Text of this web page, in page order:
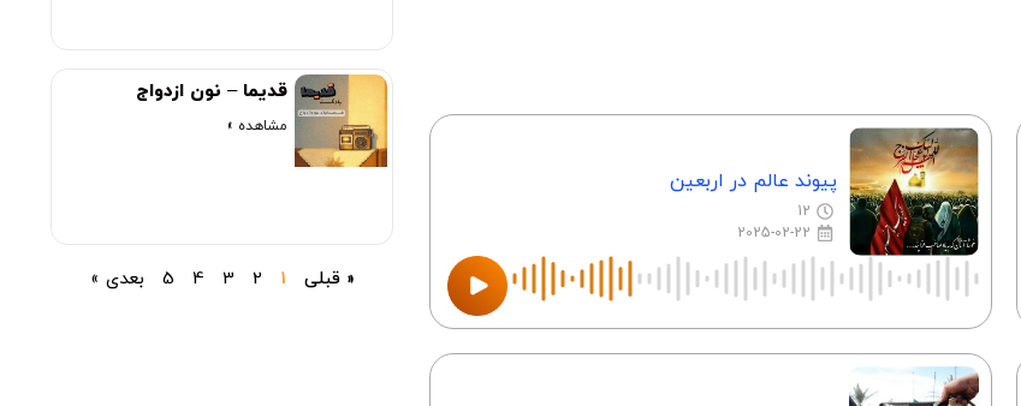
پیوند عالم در اربعین
12
2025-02-22
قدیما – نون ازدواج
مشاهده »
« قبلی 1
2
3
4
5 بعدی »